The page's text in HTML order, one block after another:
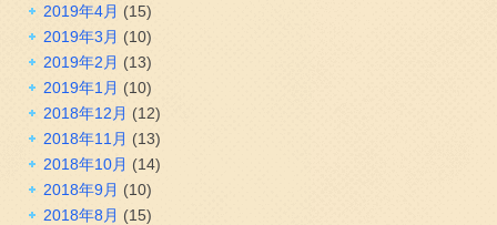
2019年4月 (15)
2019年3月 (10)
2019年2月 (13)
2019年1月 (10)
2018年12月 (12)
2018年11月 (13)
2018年10月 (14)
2018年9月 (10)
2018年8月 (15)